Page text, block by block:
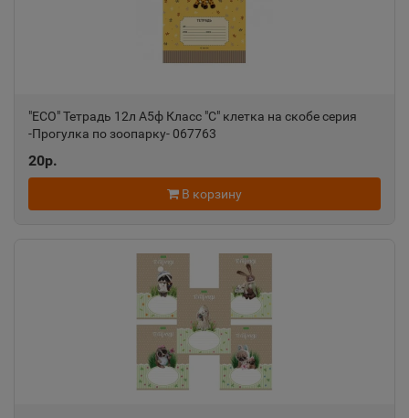
"ECO" Тетрадь 12л А5ф Класс "С" клетка на скобе серия
-Прогулка по зоопарку- 067763
20р.
В корзину